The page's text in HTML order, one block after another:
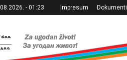
- 01:23 Impresum Dokumenti